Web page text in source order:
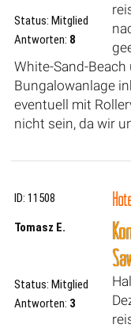
Status: Mitglied
Antworten: 8
White-Sand-
Bungalowanlage
eventuell mit
nicht sein, da wir
ID: 11508
Tomasz E.
Status: Mitglied
Antworten: 3